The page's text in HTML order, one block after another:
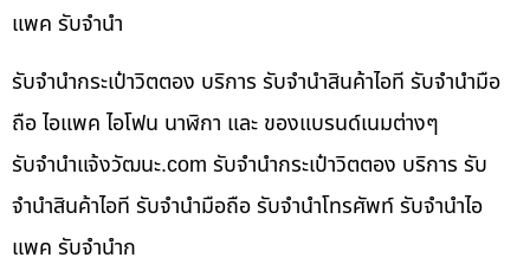
แพค รับจำนำ
รับจำนำกระเป๋าวิตตอง บริการ รับจำนำสินค้าไอที รับจำนำมือ
ถือ ไอแพค ไอโฟน นาฬิกา และ ของแบรนด์เนมต่างๆ
รับจํานําแจ้งวัฒนะ.com รับจำนำกระเป๋าวิตตอง บริการ รับ
จำนำสินค้าไอที รับจำนำมือถือ รับจำนำโทรศัพท์ รับจำนำไอ
แพค รับจำนำก